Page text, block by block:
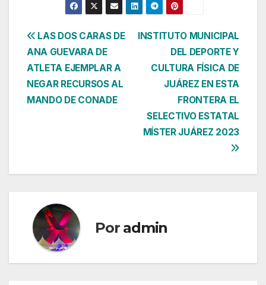
Navegación
de
entradas
INSTITUTO MUNICIPAL
DEL DEPORTE Y
CULTURA FÍSICA DE
JUÁREZ EN ESTA
FRONTERA EL
SELECTIVO ESTATAL
MÍSTER JUÁREZ 2023
LAS DOS CARAS DE
ANA GUEVARA DE
ATLETA EJEMPLAR A
NEGAR RECURSOS AL
MANDO DE CONADE
Por admin